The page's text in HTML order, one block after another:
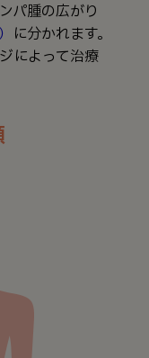
パ腫の広がり
に分かれます。
によって治療